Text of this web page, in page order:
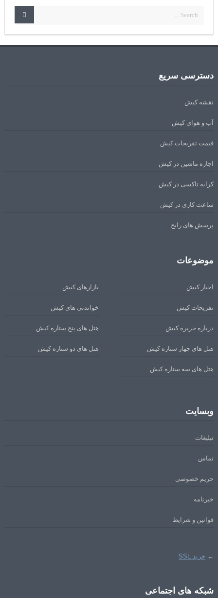
دسترسی سریع
نقشه کیش
آب و هوای کیش
قیمت تفریحات کیش
اجاره ماشین در کیش
کرایه تاکسی در کیش
ساعت کاری در کیش
پرسش های رایج
موضوعات
اخبار کیش بازارهای کیش
تفریحات کیش خواندنی های کیش
درباره جزیره کیش هتل های پنج ستاره کیش
هتل های چهار ستاره کیش هتل های دو ستاره کیش
هتل های سه ستاره کیش
وبسایت
تبلیغات
تماس
حریم خصوصی
خبرنامه
قوانین و شرایط
← خرید SSL
شبکه های اجتماعی